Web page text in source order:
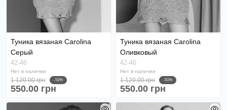
Туника вязаная Carolina
Серый
42-46
Нет в наличии
1 120.00 грн -51%
550.00 грн
Туника вязаная Carolina
Оливковый
42-46
Нет в наличии
1 120.00 грн -51%
550.00 грн